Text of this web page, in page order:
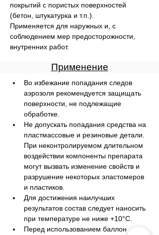
покрытий с пористых поверхностей
(бетон, штукатурка и т.п.).
Применяется для наружных и, с
соблюдением мер предосторожности,
внутренних работ.
Применение
Во избежание попадания следов
аэрозоля рекомендуется защищать
поверхности, не подлежащие
обработке.
Не допускать попадания средства на
пластмассовые и резиновые детали.
При неконтролируемом длительном
воздействии компоненты препарата
могут вызвать изменение свойств и
разрушение некоторых эластомеров
и пластиков.
Для достижения наилучших
результатов состав следует наносить
при температуре не ниже +10°C.
Перед использованием баллон